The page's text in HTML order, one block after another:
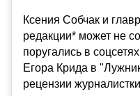
Ксения Собчак и
редакции* может не
поругались в
Егора Крида в
рецензии